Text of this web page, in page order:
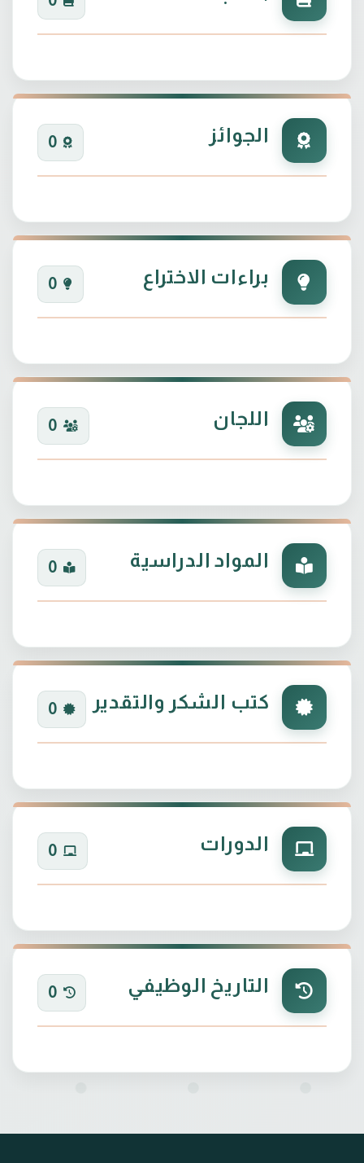
الجوائز 0
براءات الاختراع 0
اللجان 0
المواد الدراسية 0
كتب الشكر والتقدير 0
الدورات 0
التاريخ الوظيفي 0